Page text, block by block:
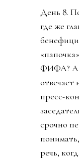
День 8.
где же
ФИФА? А
отвечает
пресс-
срочно
речь,